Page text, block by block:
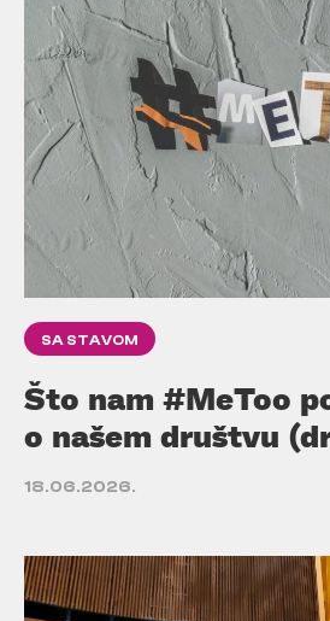
SA STAVOM
Što nam #MeToo
o našem društvu
18.06.2026.